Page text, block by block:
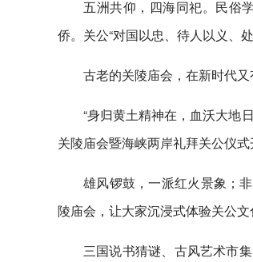
五洲共仰，四海同祀。民俗
侨。关公“对国以忠、待人以义、
古老的关陵庙会，在新时代又
“身归黄土精神在，血沃大地
关陵庙会暨海峡两岸礼拜关公仪
雄风锣鼓，一派红火景象；
陵庙会，让大家沉浸式体验关公文
三国说书猜谜、古风艺术市